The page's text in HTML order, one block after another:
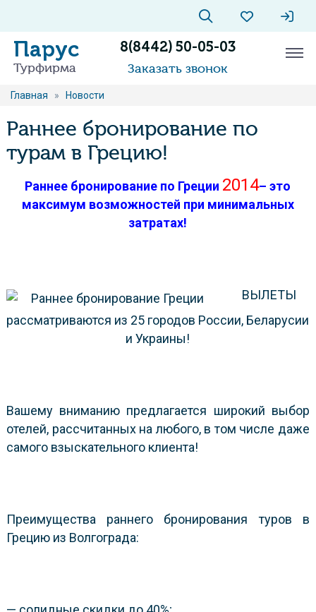
Парус
Турфирма
8(8442) 50-05-03
Заказать звонок
Главная » Новости
Раннее бронирование по
турам в Грецию!
Раннее бронирование по Греции 2014– это
максимум возможностей при минимальных
затратах!
ВЫЛЕТЫ
рассматриваются из 25 городов России, Беларусии
и Украины!
Вашему вниманию предлагается широкий выбор
отелей, рассчитанных на любого, в том числе даже
самого взыскательного клиента!
Преимущества раннего бронирования туров в
Грецию из Волгограда: